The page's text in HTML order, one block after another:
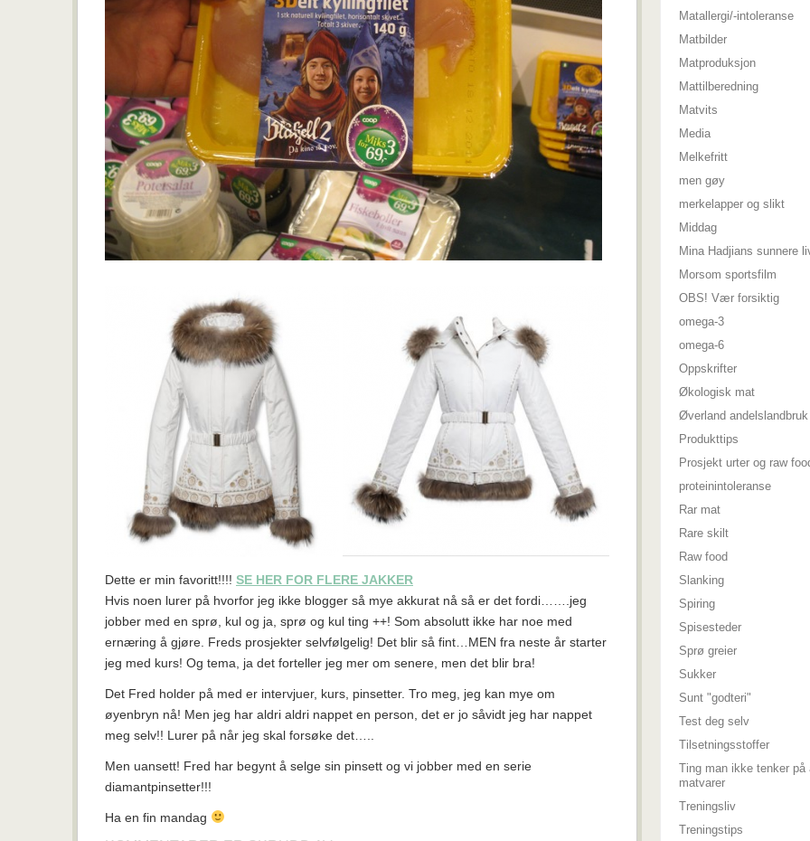
Dette er min favoritt!!!! SE HER FOR FLERE JAKKER
Hvis noen lurer på hvorfor jeg ikke blogger så mye akkurat nå så er det fordi…….jeg
jobber med en sprø, kul og ja, sprø og kul ting ++! Som absolutt ikke har noe med
ernæring å gjøre. Freds prosjekter selvfølgelig! Det blir så fint…MEN fra neste år starter
jeg med kurs! Og tema, ja det forteller jeg mer om senere, men det blir bra!
Det Fred holder på med er intervjuer, kurs, pinsetter. Tro meg, jeg kan mye om
øyenbryn nå! Men jeg har aldri aldri nappet en person, det er jo såvidt jeg har nappet
meg selv!! Lurer på når jeg skal forsøke det…..
Men uansett! Fred har begynt å selge sin pinsett og vi jobber med en serie
diamantpinsetter!!!
Ha en fin mandag
Matallergi/-intoleranse
Matbilder
Matproduksjon
Mattilberedning
Matvits
Media
Melkefritt
men gøy
merkelapper og slikt
Middag
Mina Hadjians sunnere
Morsom sportsfilm
OBS! Vær forsiktig
omega-3
omega-6
Oppskrifter
Økologisk mat
Øverland andelslandbruk
Produkttips
Prosjekt urter og raw
proteinintoleranse
Rar mat
Rare skilt
Raw food
Slanking
Spiring
Spisesteder
Sprø greier
Sukker
Sunt "godteri"
Test deg selv
Tilsetningsstoffer
Ting man ikke tenker på
matvarer
Treningsliv
Treningstips